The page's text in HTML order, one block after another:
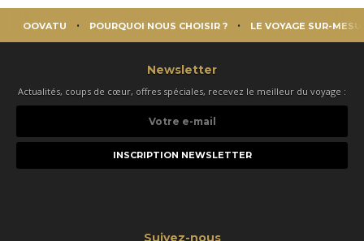
OOVATU POURQUOI NOUS CHOISIR ? LE VOYAGE SUR-
Newsletter
Actualités, coups de cœur, offres spéciales, recevez le meilleur du voyage :
e-
Suivez-nous